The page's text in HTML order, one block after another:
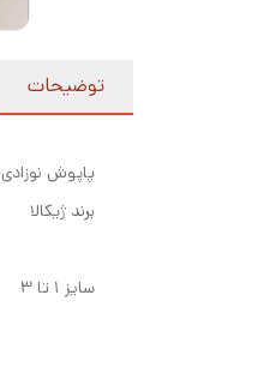
توضیحات
پاپوش نوزادی
برند ژیکالا
سایز ۱ تا ۳